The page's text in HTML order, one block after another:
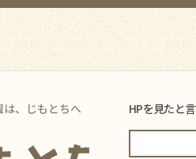
、じもとちへ HPを見たと